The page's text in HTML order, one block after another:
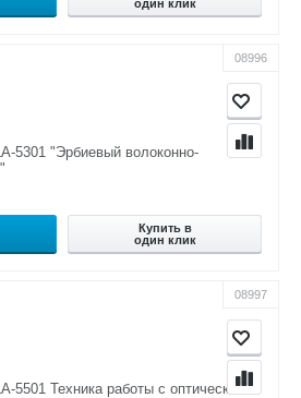
один клик
08996
5301 "Эрбиевый волоконно-
Купить в
один клик
08997
5501 Техника работы с оптическим